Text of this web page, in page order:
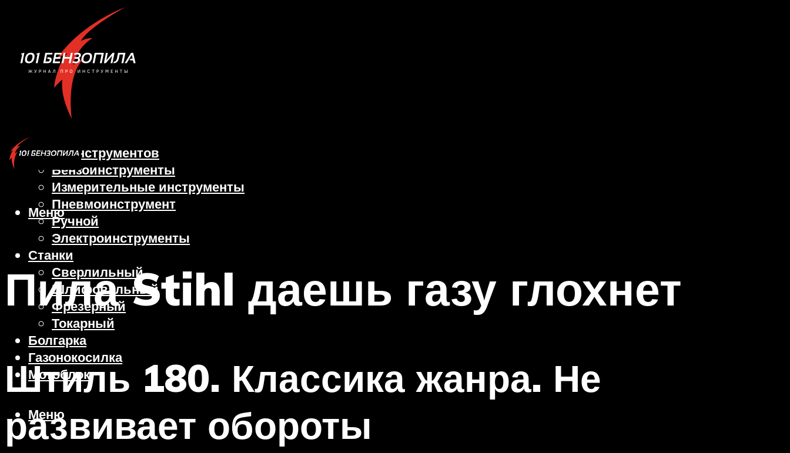
Виды инструментов
Бензоинструменты
Измерительные инструменты
Пневмоинструмент
Ручной
Электроинструменты
Станки
Сверлильный
Шлифовальный
Фрезерный
Токарный
Болгарка
Газонокосилка
Мотоблок
Меню
Меню
Пила Stihl даешь газу глохнет
Штиль 180. Классика жанра. Не
развивает обороты